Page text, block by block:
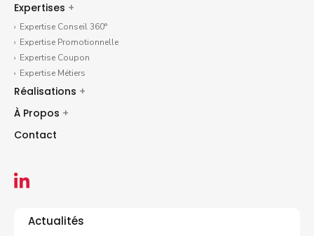
Expertises +
Expertise Conseil 360°
Expertise Promotionnelle
Expertise Coupon
Expertise Métiers
Réalisations +
À Propos +
Contact
Actualités